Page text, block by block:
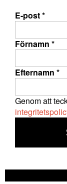
E-post*
Förnamn *
Efternamn *
Genom att